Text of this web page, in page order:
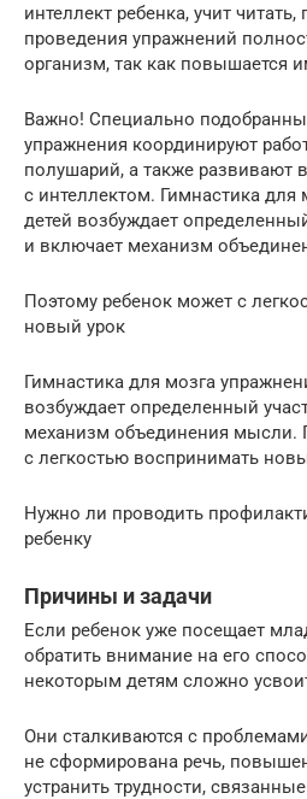
интеллект ребенка, учит
проведения упражнений
организм, так как повышается
Важно! Специально
упражнения координируют
полушарий, а также развивают
с интеллектом. Гимнастика для
детей возбуждает
и включает механизм
Поэтому ребенок может с
новый урок
Гимнастика для мозга
возбуждает определенный
механизм объединения мысли.
с легкостью воспринимать
Нужно ли проводить
ребенку
Причины и задачи
Если ребенок уже посещает
обратить внимание на его
некоторым детям сложно
Они сталкиваются с
не сформирована речь,
устранить трудности,